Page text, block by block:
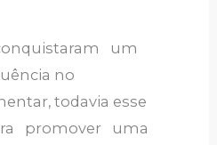
um
no
todavia esse
promover uma